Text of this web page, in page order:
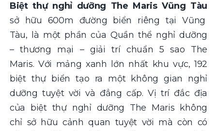
Biệt thự nghỉ dưỡng The Maris Vũng Tàu
sở hữu 600m đường biển riêng tại Vũng
Tàu, là một phần của Quần thể nghỉ dưỡng
– thương mại – giải trí chuẩn 5 sao The
Maris. Với mảng xanh lớn nhất khu vực, 192
biệt thự biển tạo ra một không gian nghỉ
dưỡng tuyệt vời và đẳng cấp. Vị trí đắc địa
của biệt thự nghỉ dưỡng The Maris không
chỉ sở hữu cảnh quan tuyệt vời mà còn có